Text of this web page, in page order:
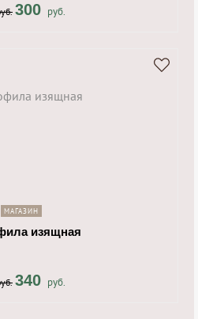
300 руб.
МАГАЗИН
изящная
340 руб.